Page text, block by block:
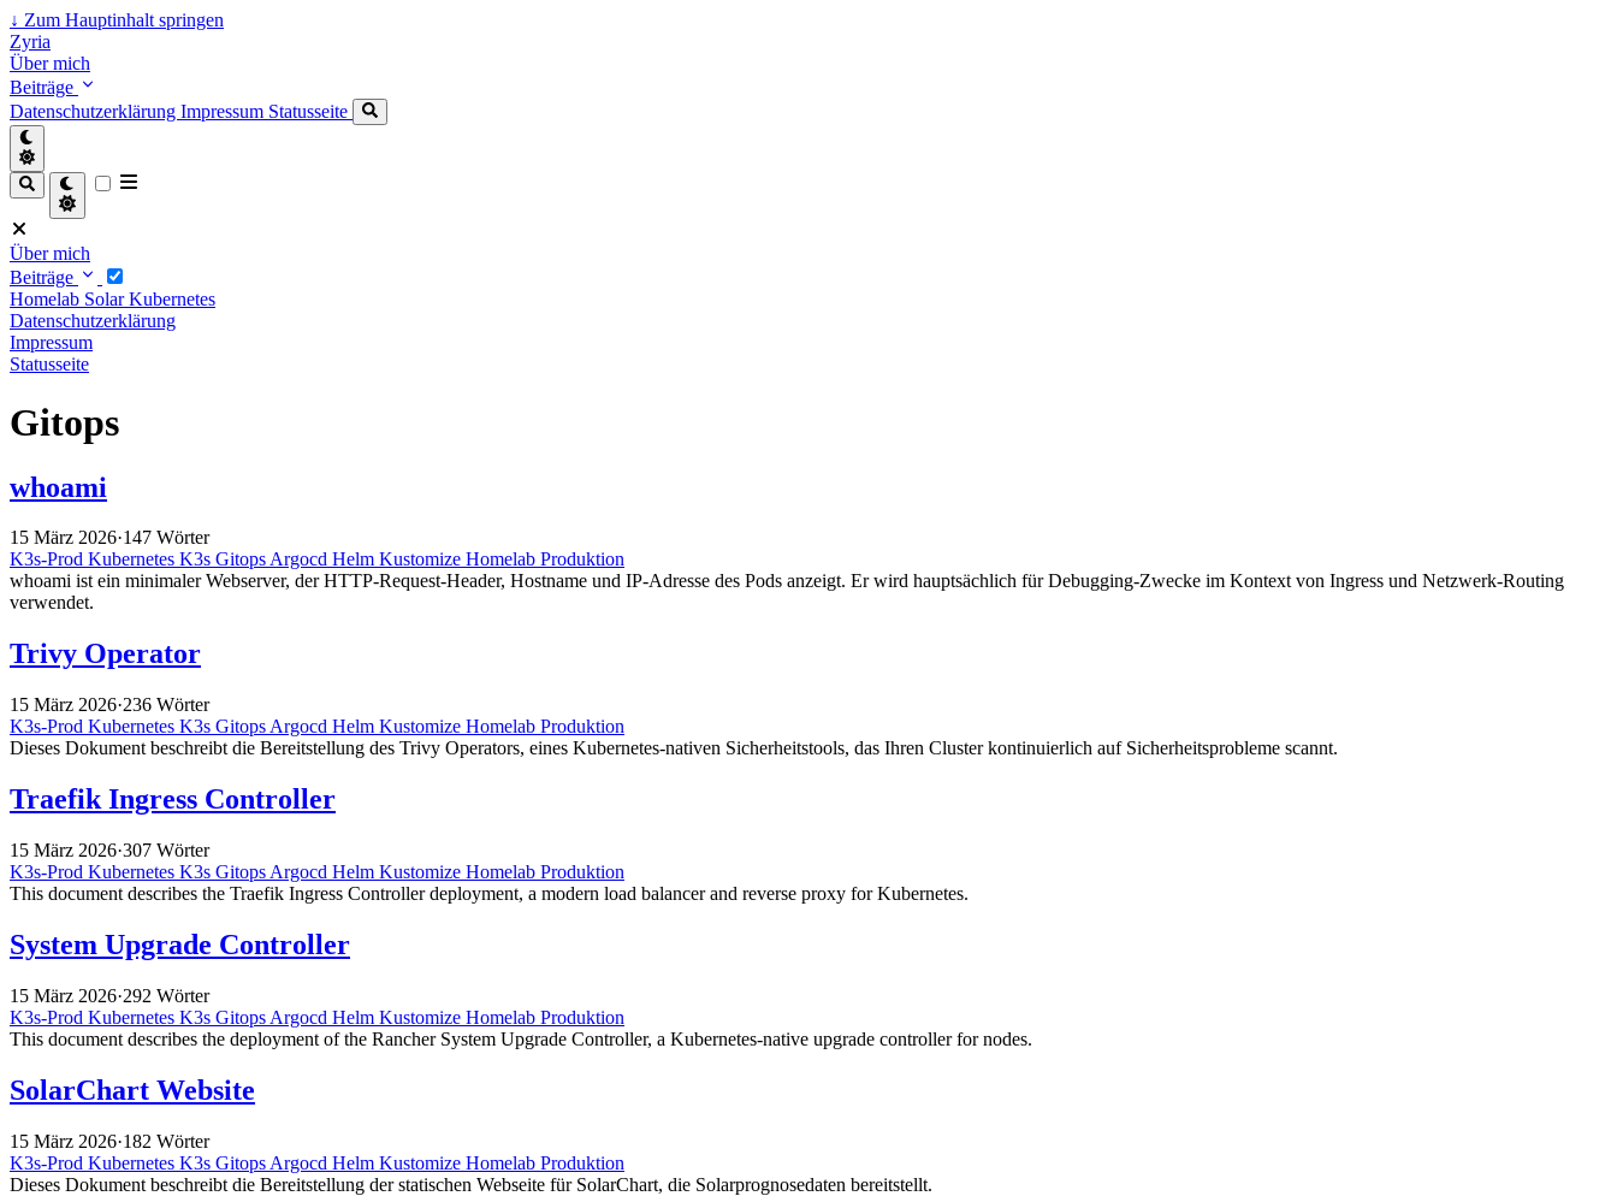
↓ Zum Hauptinhalt springen
Zyria
Über mich
Beiträge
Datenschutzerklärung Impressum Statusseite
Über mich
Beiträge
Homelab SolarKubernetes
Datenschutzerklärung
Impressum
Statusseite
Gitops
whoami
15 März 2026·147 Wörter
K3s-Prod Kubernetes K3s GitopsArgocd Helm Kustomize Homelab Produktion
whoami ist ein minimaler Webserver, der HTTP-Request-Header, Hostname und IP-Adresse des Pods anzeigt. Er wird hauptsächlich für Debugging-Zwecke im Kontext von Ingress und Netzwerk-Routing
verwendet.
Trivy Operator
15 März 2026·236 Wörter
K3s-Prod Kubernetes K3s Gitops Argocd Helm Kustomize Homelab Produktion
Dieses Dokument beschreibt die Bereitstellung des Trivy Operators, eines Kubernetes-nativen Sicherheitstools, das Ihren Cluster kontinuierlich auf Sicherheitsprobleme scannt.
Traefik Ingress Controller
15 März 2026·307 Wörter
K3s-Prod Kubernetes K3s Gitops Argocd Helm Kustomize Homelab Produktion
This document describes the Traefik Ingress Controller deployment, a modern load balancer and reverse proxy for Kubernetes.
System Upgrade Controller
15 März 2026·292 Wörter
K3s-Prod Kubernetes K3s Gitops Argocd Helm Kustomize Homelab Produktion
This document describes the deployment of the Rancher System Upgrade Controller, a Kubernetes-native upgrade controller for nodes.
SolarChart Website
15 März 2026·182 Wörter
K3s-Prod Kubernetes K3s Gitops Argocd Helm Kustomize Homelab Produktion
Dieses Dokument beschreibt die Bereitstellung der statischen Webseite für SolarChart, die Solarprognosedaten bereitstellt.